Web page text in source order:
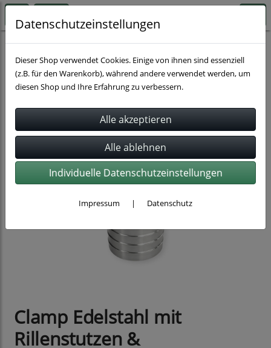
Schnellkupplungen
Clamp Edelstahl mit
Rillenstutzen &
Datenschutzeinstellungen
Dieser Shop verwendet Cookies. Einige von ihnen sind essenziell
(z.B. für den Warenkorb), während andere verwendet werden, um
diesen Shop und Ihre Erfahrung zu verbessern.
Individuelle Datenschutzeinstellungen
Impressum | Datenschutz